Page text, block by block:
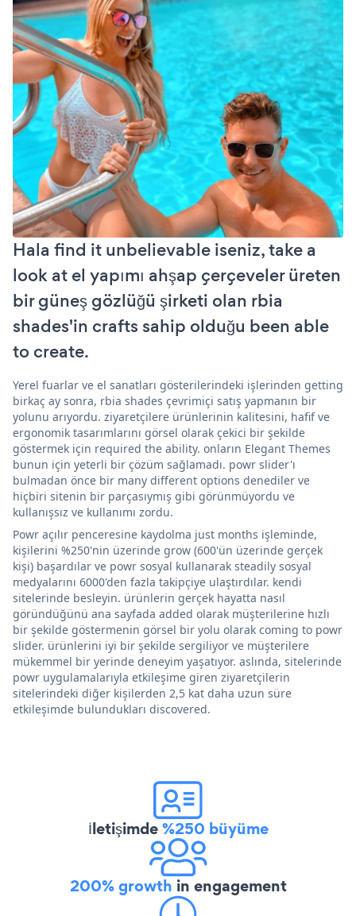
Hala find it unbelievable iseniz, take a
look at el yapımı ahşap çerçeveler üreten
bir güneş gözlüğü şirketi olan rbia
shades'in crafts sahip olduğu been able
to create.
Yerel fuarlar ve el sanatları gösterilerindeki işlerinden getting
birkaç ay sonra, rbia shades çevrimiçi satış yapmanın bir
yolunu arıyordu. ziyaretçilere ürünlerinin kalitesini, hafif ve
ergonomik tasarımlarını görsel olarak çekici bir şekilde
göstermek için required the ability. onların Elegant Themes
bunun için yeterli bir çözüm sağlamadı. powr slider'ı
bulmadan önce bir many different options denediler ve
hiçbiri sitenin bir parçasıymış gibi görünmüyordu ve
kullanışsız ve kullanımı zordu.
Powr açılır penceresine kaydolma just months işleminde,
kişilerini %250'nin üzerinde grow (600'ün üzerinde gerçek
kişi) başardılar ve powr sosyal kullanarak steadily sosyal
medyalarını 6000'den fazla takipçiye ulaştırdılar. kendi
sitelerinde besleyin. ürünlerin gerçek hayatta nasıl
göründüğünü ana sayfada added olarak müşterilerine hızlı
bir şekilde göstermenin görsel bir yolu olarak coming to powr
slider. ürünlerini iyi bir şekilde sergiliyor ve müşterilere
mükemmel bir yerinde deneyim yaşatıyor. aslında, sitelerinde
powr uygulamalarıyla etkileşime giren ziyaretçilerin
sitelerindeki diğer kişilerden 2,5 kat daha uzun süre
etkileşimde bulundukları discovered.
İletişimde%250 büyüme
200% growth in engagement